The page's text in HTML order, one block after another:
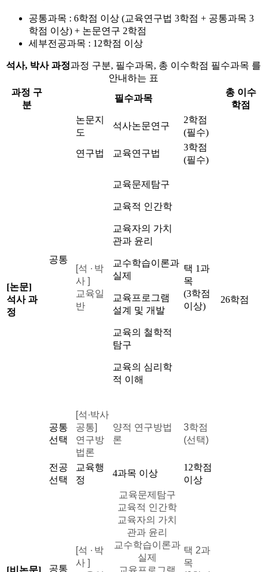
공통과목 : 6학점 이상 (교육연구법 3학점 + 공통과목 3
학점 이상) + 논문연구 2학점
세부전공과목 : 12학점 이상
석사, 박사 과정과정 구분, 필수과목, 총 이수학점 필수과목 를
안내하는 표
과정 구
분
필수과목
총 이수
학점
[논문]
석사 과
정
공통
논문지
도
석사논문연구
2학점
(필수)
26학점
연구법 교육연구법
3학점
(필수)
[석 · 박
사 ]
교육일
반
교육문제탐구
교육적 인간학
교육자의 가치
관과 윤리
교수학습이론과
실제
교육프로그램
설계 및 개발
교육의 철학적
탐구
교육의 심리학
적 이해
택 1과
목
(3학점
이상)
공통
선택
[석·박사
공통]
연구방
법론
양적 연구방법
론
3학점
(선택)
전공
선택
교육행
정
4과목 이상
12학점
이상
[비논문] 공통
[석 · 박
사 ]
교육문제탐구
교육적 인간학
교육자의 가치
관과 윤리
교수학습이론과
실제
교육프로그램
택 2과
목